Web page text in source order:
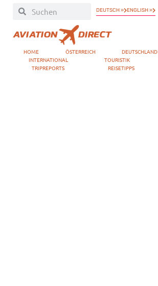
DEUTSCH » ENGLISH »
HOME ÖSTERREICH DEUTSCHLAND
INTERNATIONAL
TOURISTIK
TRIPREPORTS
REISETIPPS